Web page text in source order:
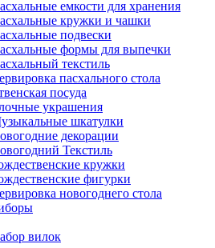
емкости для хранения
кружки и чашки
подвески
формы для выпечки
текстиль
пасхального стола
посуда
украшения
шкатулки
декорации
Текстиль
кружки
фигурки
новогоднего стола
вилок